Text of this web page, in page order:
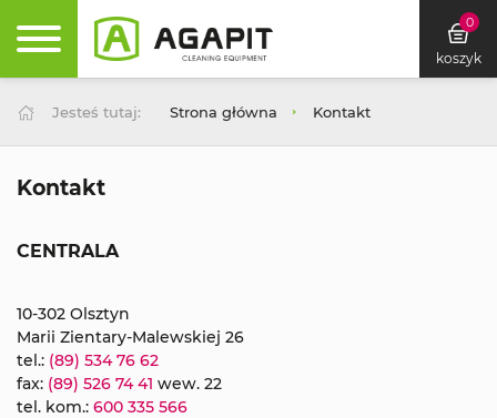
0
koszyk
Jesteś tutaj: Strona główna Kontakt
Kontakt
CENTRALA
10-302 Olsztyn
Marii Zientary-Malewskiej 26
tel.: (89) 534 76 62
fax: (89) 526 74 41 wew. 22
tel. kom.: 600 335 566